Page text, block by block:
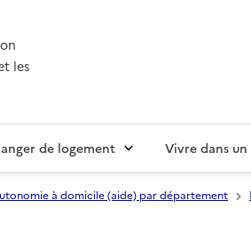
les
de logement Vivre dans un
à domicile (aide) par département